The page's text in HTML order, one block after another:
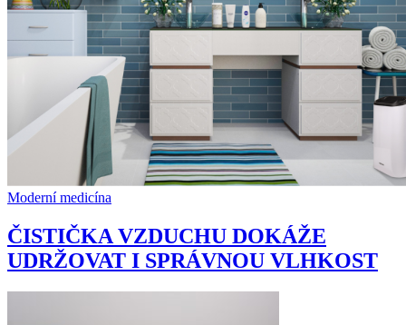
Moderní medicína
ČISTIČKA VZDUCHU DOKÁŽE
UDRŽOVAT I SPRÁVNOU VLHKOST